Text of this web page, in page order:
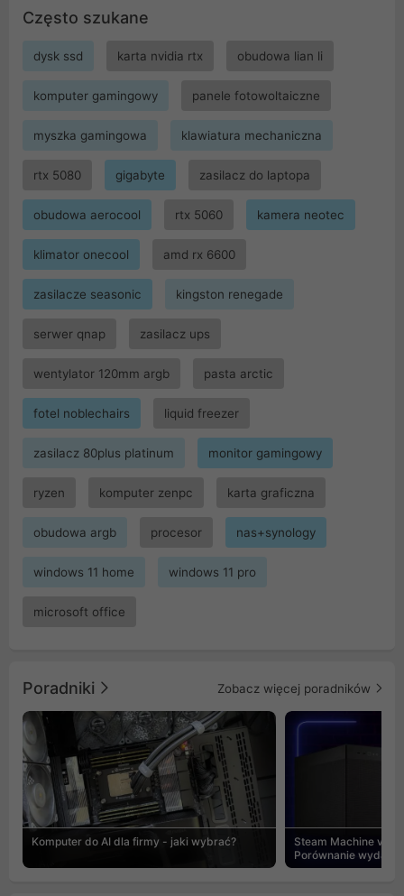
Często szukane
dysk ssd karta nvidia rtx obudowa lian li
komputer gamingowy panele fotowoltaiczne
myszka gamingowa klawiatura mechaniczna
rtx 5080 gigabyte zasilacz do laptopa
obudowa aerocool rtx 5060 kamera neotec
klimator onecool amd rx 6600
zasilacze seasonic kingston renegade
serwer qnap zasilacz ups
wentylator 120mm argb pasta arctic
fotel noblechairs liquid freezer
zasilacz 80plus platinum monitor gamingowy
ryzen komputer zenpc karta graficzna
obudowa argb procesor nas+synology
windows 11 home windows 11 pro
microsoft office
Poradniki Zobacz więcej poradników
Komputer do AI dla firmy - jaki wybrać?
Steam Machine vs
Porównanie